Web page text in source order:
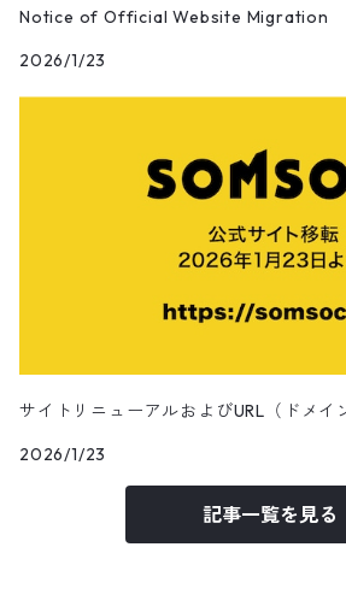
田辺美那子
Notice of Official Website Migration
2026/1/23
サイトリニューアルおよびURL（ドメイ
2026/1/23
記事一覧を見る